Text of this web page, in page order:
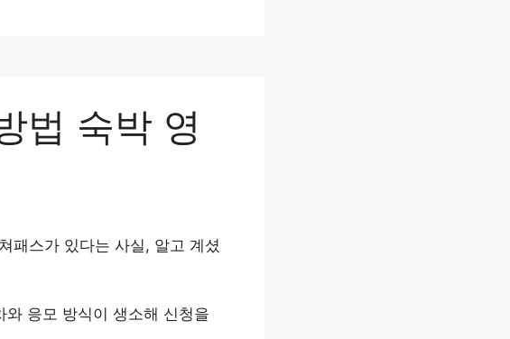
법 숙박 영
패스가 있다는 사실, 알고 계셨
와 응모 방식이 생소해 신청을